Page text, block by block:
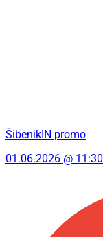
ŠibenikIN promo
01.06.2026 @ 11:30